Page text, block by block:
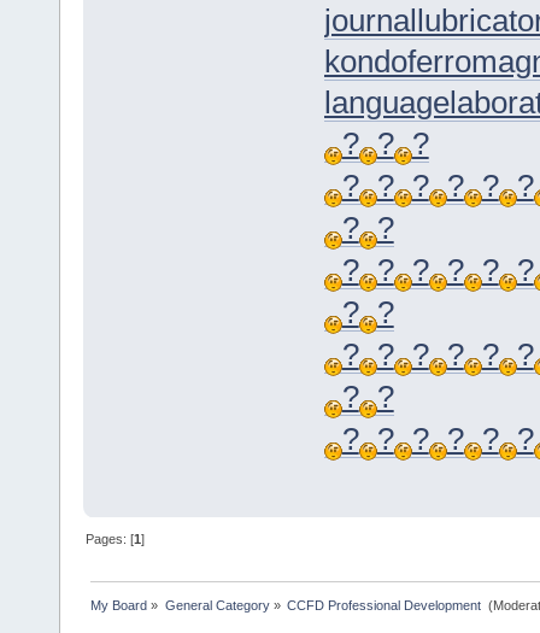
? ? ?
? ? ? ? ? ?
? ?
? ? ? ? ? ?
? ?
? ? ? ? ? ?
? ?
? ? ? ? ? ?
Pages: [1]
My Board » General Category» CCFD Professional Development